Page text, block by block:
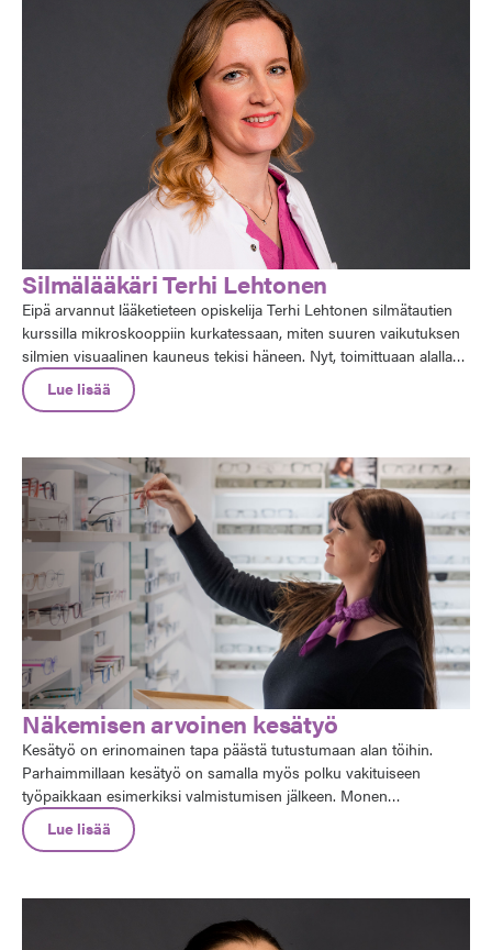
Silmälääkäri Terhi Lehtonen
Eipä arvannut lääketieteen opiskelija Terhi Lehtonen silmätautien
kurssilla mikroskooppiin kurkatessaan, miten suuren vaikutuksen
silmien visuaalinen kauneus tekisi häneen. Nyt, toimittuaan alalla
noin 20 vuoden ajan, Terhiä viehättää silmälääkärin työssä
vaihtelevuus ja erityisesti jatkuvuus – pitkät potilassuhteet ja niiden
Lue lisää
Näkemisen arvoinen kesätyö
Kesätyö on erinomainen tapa päästä tutustumaan alan töihin.
Parhaimmillaan kesätyö on samalla myös polku vakituiseen
työpaikkaan esimerkiksi valmistumisen jälkeen. Monen
kesätyökokemusta täydentävät myös työharjoittelut ja
opinnäytetyöpaikat.
Lue lisää